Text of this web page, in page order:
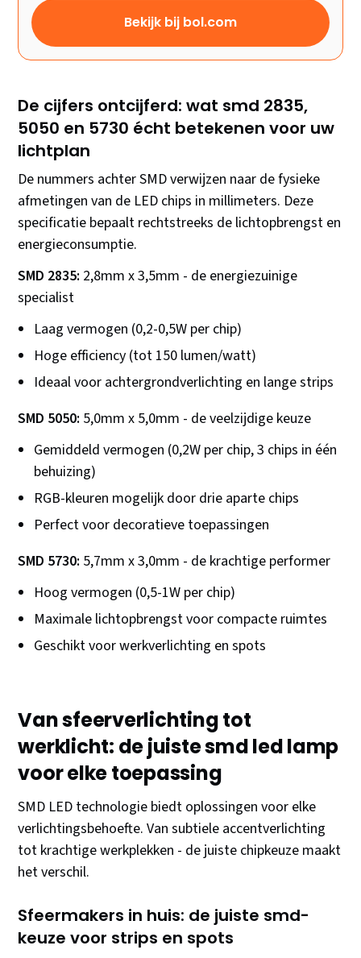
Bekijk bij bol.com
De cijfers ontcijferd: wat smd 2835,
5050 en 5730 écht betekenen voor uw
lichtplan
De nummers achter SMD verwijzen naar de fysieke
afmetingen van de LED chips in millimeters. Deze
specificatie bepaalt rechtstreeks de lichtopbrengst en
energieconsumptie.
SMD 2835: 2,8mm x 3,5mm - de energiezuinige
specialist
Laag vermogen (0,2-0,5W per chip)
Hoge efficiency (tot 150 lumen/watt)
Ideaal voor achtergrondverlichting en lange strips
SMD 5050: 5,0mm x 5,0mm - de veelzijdige keuze
Gemiddeld vermogen (0,2W per chip, 3 chips in één
behuizing)
RGB-kleuren mogelijk door drie aparte chips
Perfect voor decoratieve toepassingen
SMD 5730: 5,7mm x 3,0mm - de krachtige performer
Hoog vermogen (0,5-1W per chip)
Maximale lichtopbrengst voor compacte ruimtes
Geschikt voor werkverlichting en spots
Van sfeerverlichting tot
werklicht: de juiste smd led lamp
voor elke toepassing
SMD LED technologie biedt oplossingen voor elke
verlichtingsbehoefte. Van subtiele accentverlichting
tot krachtige werkplekken - de juiste chipkeuze maakt
het verschil.
Sfeermakers in huis: de juiste smd-
keuze voor strips en spots